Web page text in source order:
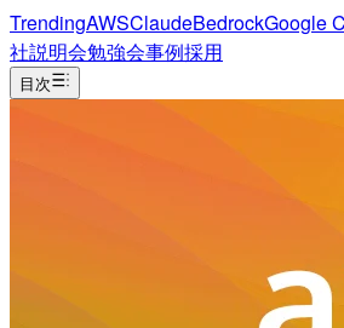
TrendingAWSClaudeBedrockGoogle
社説明会勉強会事例採用
目次